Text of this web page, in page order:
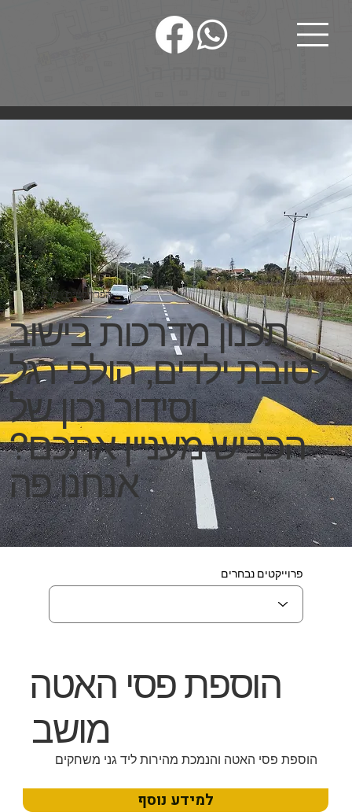
הפרויקטים שלנו
תכנון מדרכות בישוב
לטובת ילדים, הולכי רגל
וסידור נכון של
הכביש מעניין אתכם?
אנחנו פה
פרוייקטים נבחרים
הוספת פסי האטה
מושב
הוספת פסי האטה והנמכת מהירות ליד גני משחקים
למידע נוסף